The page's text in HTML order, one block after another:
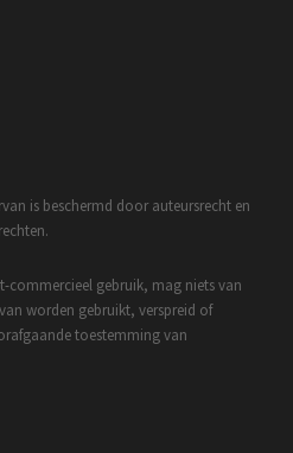
is beschermd door auteursrecht en
commercieel gebruik, mag niets van
worden gebruikt, verspreid of
toestemming van